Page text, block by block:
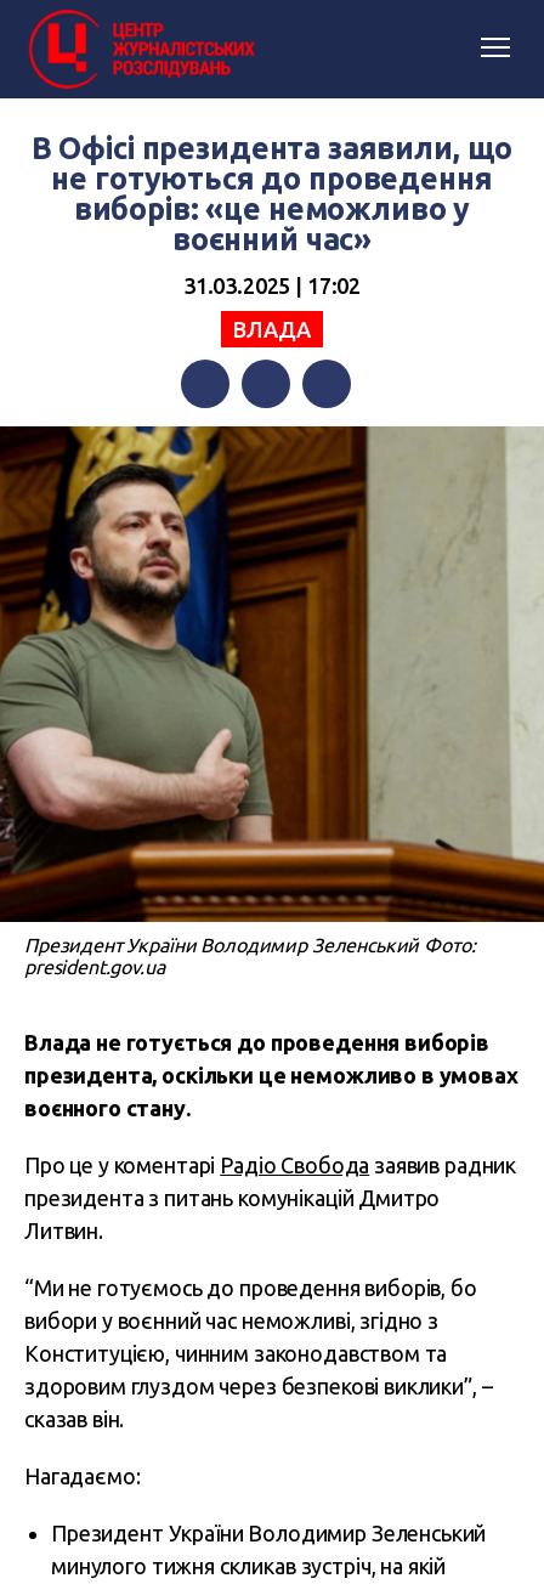
В Офісі президента заявили, що
не готуються до проведення
виборів: «це неможливо у
воєнний час»
31.03.2025 | 17:02
ВЛАДА
FacebookTwitterTelegram
Президент України Володимир Зеленський Фото:
president.gov.ua
Влада не готується до проведення виборів
президента, оскільки це неможливо в умовах
воєнного стану.
Про це у коментарі Радіо Свобода заявив радник
президента з питань комунікацій Дмитро
Литвин.
“Ми не готуємось до проведення виборів, бо
вибори у воєнний час неможливі, згідно з
Конституцією, чинним законодавством та
здоровим глуздом через безпекові виклики”, –
сказав він.
Нагадаємо:
Президент України Володимир Зеленський
минулого тижня скликав зустріч, на якій